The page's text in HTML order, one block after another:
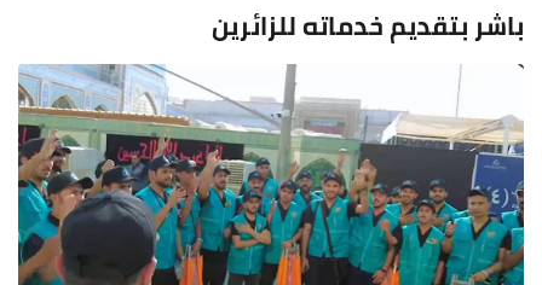
باشر بتقديم خدماته للزائرين